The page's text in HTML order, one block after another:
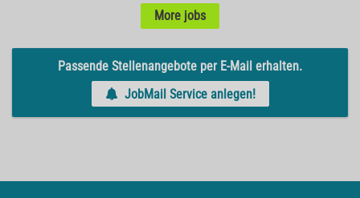
More jobs
Passende Stellenangebote per E-Mail erhalten.
JobMail Service anlegen!